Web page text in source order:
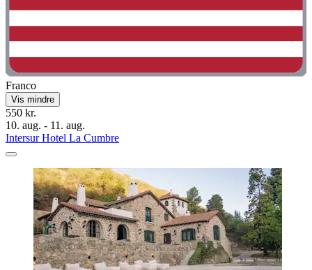
Franco
Vis mindre
550 kr.
10. aug. - 11. aug.
Intersur Hotel La Cumbre